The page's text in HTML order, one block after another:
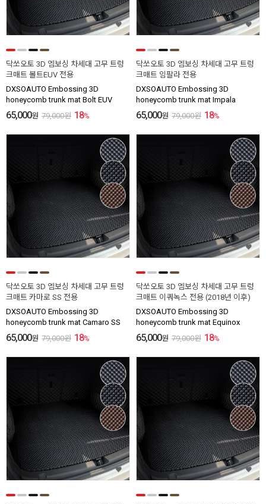
닥쏘오토 3D 엠보싱 차세대 고무 트렁
크매트 볼트EUV 전용
DXSOAUTO Embossing 3D
honeycomb trunk mat Bolt EUV
65,000원 79,000원 18%
닥쏘오토 3D 엠보싱 차세대 고무 트렁
크매트 임팔라 전용
DXSOAUTO Embossing 3D
honeycomb trunk mat Impala
65,000원 79,000원 18%
닥쏘오토 3D 엠보싱 차세대 고무 트렁
크매트 카마로 SS 전용
DXSOAUTO Embossing 3D
honeycomb trunk mat Camaro SS
65,000원 79,000원 18%
닥쏘오토 3D 엠보싱 차세대 고무 트렁
크매트 이쿼녹스 전용 (2018년 이후)
DXSOAUTO Embossing 3D
honeycomb trunk mat Equinox
65,000원 79,000원 18%